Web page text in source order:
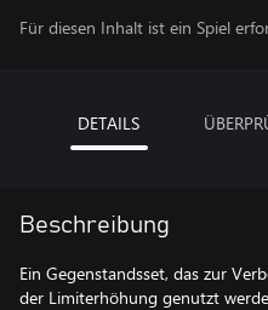
Für diesen Inhalt ist ein Spiel
DETAILS
Beschreibung
Ein Gegenstandsset, das zur
der Limiterhöhung genutzt